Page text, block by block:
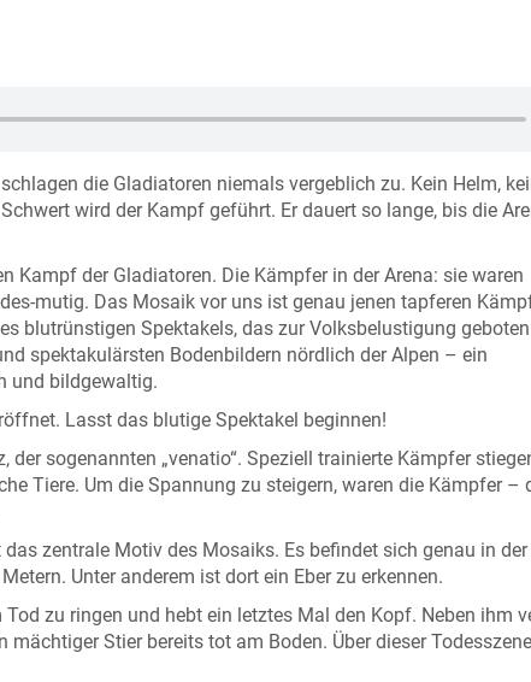
die Gladiatoren niemals vergeblich zu. Kein Helm,
wird der Kampf geführt. Er dauert so lange, bis die
Kampf der Gladiatoren. Die Kämpfer in der Arena: sie waren
mutig. Das Mosaik vor uns ist genau jenen tapferen
blutrünstigen Spektakels, das zur Volksbelustigung
spektakulärsten Bodenbildern nördlich der Alpen – ein
und bildgewaltig.
Lasst das blutige Spektakel beginnen!
sogenannten „venatio“. Speziell trainierte Kämpfer
Tiere. Um die Spannung zu steigern, waren die Kämpfer –
zentrale Motiv des Mosaiks. Es befindet sich genau in
Unter anderem ist dort ein Eber zu erkennen.
zu ringen und hebt ein letztes Mal den Kopf. Neben ihm
Stier bereits tot am Boden. Über dieser